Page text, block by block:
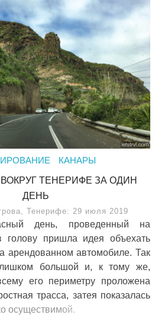
КАНАРЫ
ТЕНЕРИФЕ ЗА ОДИН
ДЕНЬ
Тенерифе: 29 июля 2019
день, проведенный на
пришла идея объехать
арендованном автомобиле. Так
большой и, к тому же,
его периметру проложена
трасса, затея показалась
осуществимой.